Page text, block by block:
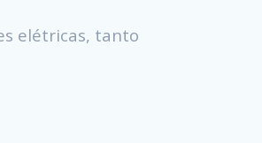
elétricas, tanto